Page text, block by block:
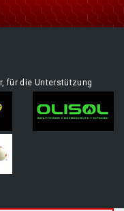
für die Unterstützung